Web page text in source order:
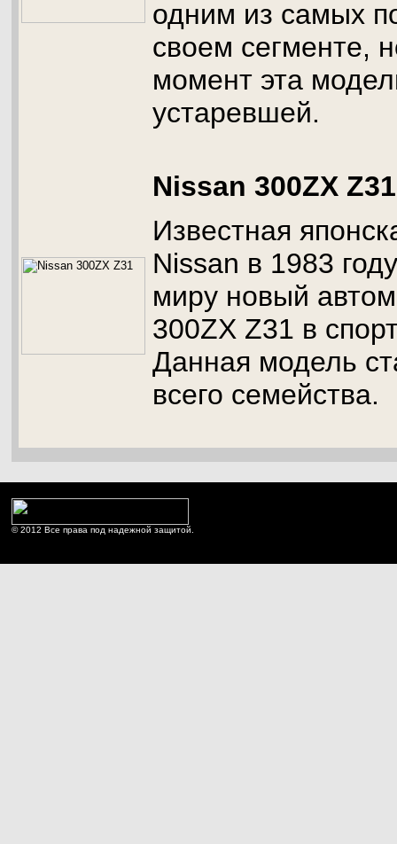
одним из самых
своем сегменте,
момент эта
устаревшей.
Nissan 300ZX Z31
Известная
Nissan в 1983
миру новый
300ZX Z31 в
Данная модель
всего семейства.
© 2012 Все права под надежной защитой.